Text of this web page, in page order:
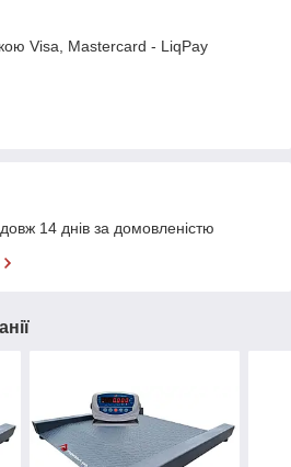
Visa, Mastercard - LiqPay
14 днів за домовленістю